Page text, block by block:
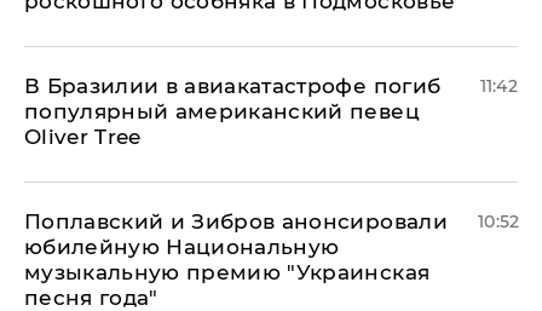
В Бразилии в авиакатастрофе погиб
популярный американский певец
Oliver Tree
11:42
Поплавский и Зибров анонсировали
юбилейную Национальную
музыкальную премию "Украинская
песня года"
10:52